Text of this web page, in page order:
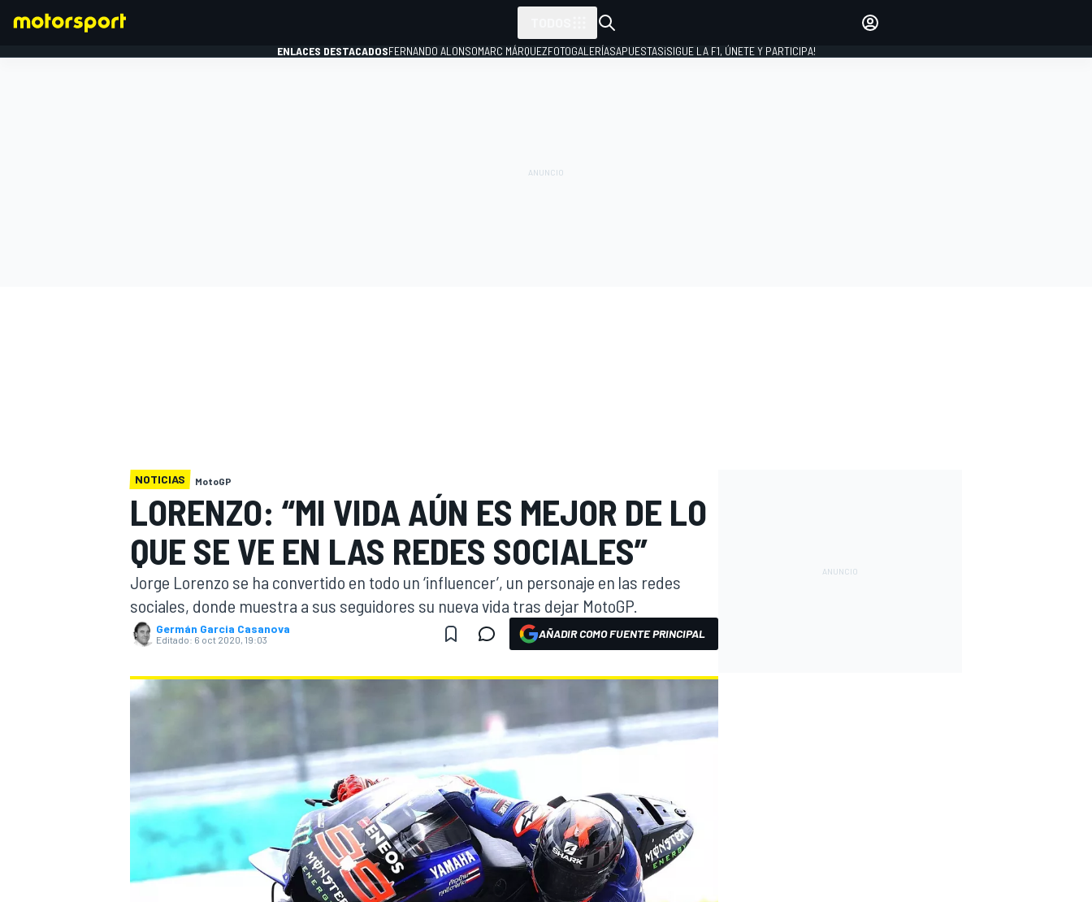
WEC
ENLACES DESTACADOSFERNANDO ALONSOMARC MÁRQUEZFOTOGALERÍASAPUESTAS¡SIGUE LA F1, ÚNETE Y PARTICIPA!
NOTICIAS MotoGP
LORENZO: “MI VIDA AÚN ES MEJOR DE LO
QUE SE VE EN LAS REDES SOCIALES”
Jorge Lorenzo se ha convertido en todo un ‘influencer’, un personaje en las redes
sociales, donde muestra a sus seguidores su nueva vida tras dejar MotoGP.
Germán Garcia Casanova
Editado: 6 oct 2020, 19:03 AÑADIR COMO FUENTE PRINCIPAL